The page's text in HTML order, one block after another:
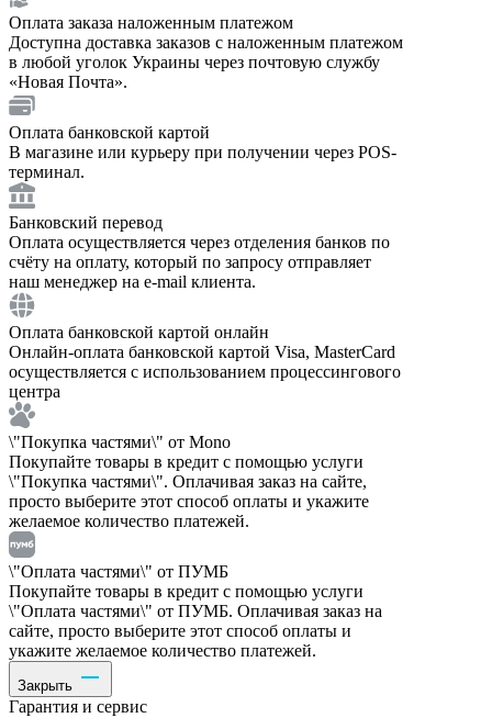
Оплата заказа наложенным платежом
Доступна доставка заказов с наложенным платежом
в любой уголок Украины через почтовую службу
«Новая Почта».
Оплата банковской картой
В магазине или курьеру при получении через POS-
терминал.
Банковский перевод
Оплата осуществляется через отделения банков по
счёту на оплату, который по запросу отправляет
наш менеджер на e-mail клиента.
Оплата банковской картой онлайн
Онлайн-оплата банковской картой Visa, MasterCard
осуществляется с использованием процессингового
центра
\"Покупка частями\" от Mono
Покупайте товары в кредит с помощью услуги
\"Покупка частями\". Оплачивая заказ на сайте,
просто выберите этот способ оплаты и укажите
желаемое количество платежей.
\"Оплата частями\" от ПУМБ
Покупайте товары в кредит с помощью услуги
\"Оплата частями\" от ПУМБ. Оплачивая заказ на
сайте, просто выберите этот способ оплаты и
укажите желаемое количество платежей.
Закрыть
Гарантия и сервис